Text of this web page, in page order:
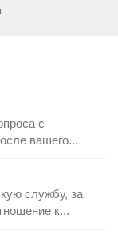
с
вашего...
службу, за
к...